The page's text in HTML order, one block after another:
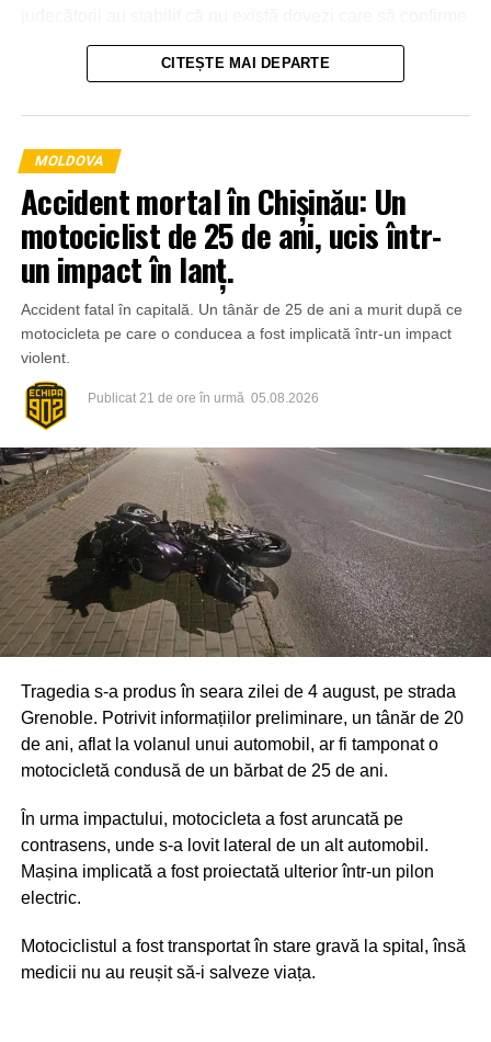
restituirea împrumutului sau lipsa intenției de a înșela
Pe lângă pedeapsa cu închisoarea, instanța le-a interzis
inculpaților să ocupe anumite funcții sau să exercite
anumite activități timp de 5 ani. Sentința nu este definitivă
și poate fi contestată la Curtea de Apel.
CITEȘTE MAI DEPARTE
MOLDOVA
Accident mortal în Chișinău: Un
motociclist de 25 de ani, ucis într-
un impact în lanț.
Accident fatal în capitală. Un tânăr de 25 de ani a murit după ce
motocicleta pe care o conducea a fost implicată într-un impact
violent.
Publicat 21 de ore în urmă 05.08.2026
Tragedia s-a produs în seara zilei de 4 august, pe strada
Grenoble. Potrivit informațiilor preliminare, un tânăr de 20
de ani, aflat la volanul unui automobil, ar fi tamponat o
motocicletă condusă de un bărbat de 25 de ani.
În urma impactului, motocicleta a fost aruncată pe
contrasens, unde s-a lovit lateral de un alt automobil.
Mașina implicată a fost proiectată ulterior într-un pilon
electric.
Motociclistul a fost transportat în stare gravă la spital, însă
medicii nu au reușit să-i salveze viața.